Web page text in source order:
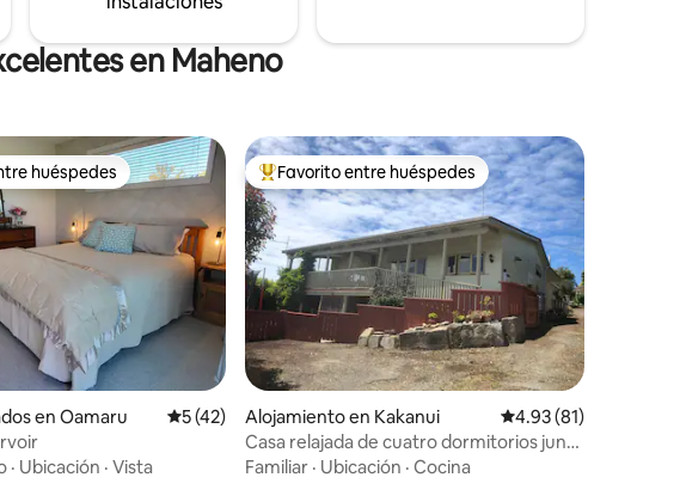
en Maheno
5, 531 reseñas
huéspedes preferido
huéspedes
en Oamaru Calificación promedio: 5 de 5, 42 reseñas
5 (42)
· Ubicación · Vista
Favorito entre huéspedes preferido
Favorito entre huéspedes
Alojamiento en Kakanui Calificación
4.93 (81)
Casa relajada de cuatro dormitorios junto
al mar.
Familiar · Ubicación · Cocina